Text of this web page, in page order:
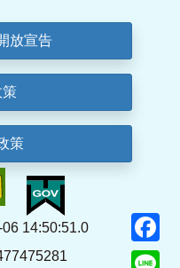
放宣告
策
策
14:50:51.0